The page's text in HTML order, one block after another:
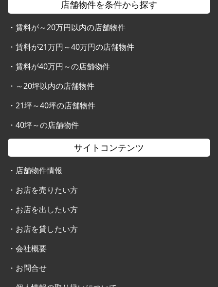
店舗物件を条件から探す
・ 賃料が～20万円以内の店舗物件
・ 賃料が21万円～40万円の店舗物件
・ 賃料が40万円～の店舗物件
・ ～20坪以内の店舗物件
・ 21坪～40坪の店舗物件
・ 40坪～の店舗物件
サイトコンテンツ
・ 店舗物件情報
・ お店を売りたい方
・ お店を出したい方
・ お店を貸したい方
・ 会社概要
・ お問合せ